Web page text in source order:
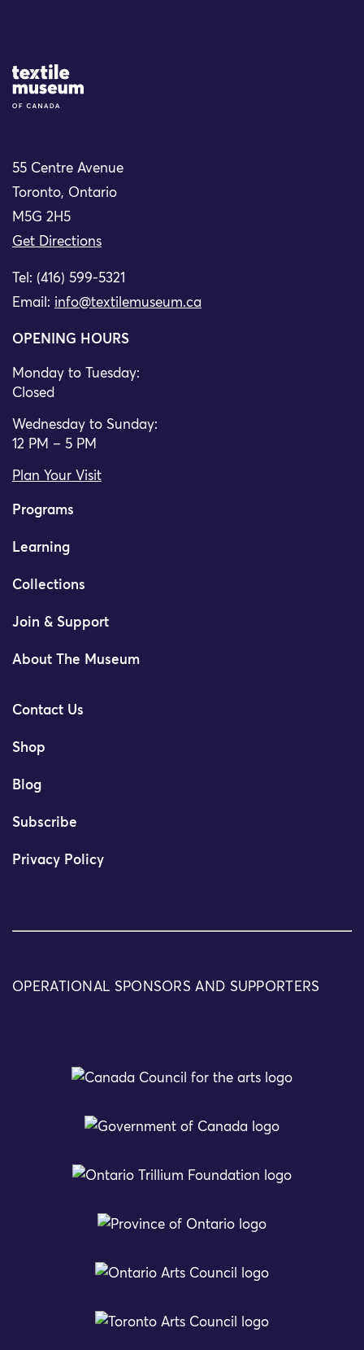
Site Logo
55 Centre Avenue
Toronto, Ontario
M5G 2H5
Get Directions
Tel: (416) 599-5321
Email: info@textilemuseum.ca
OPENING HOURS
Monday to Tuesday:
Closed
Wednesday to Sunday:
12 PM – 5 PM
Plan Your Visit
Programs
Learning
Collections
Join & Support
About The Museum
Contact Us
Shop
Blog
Subscribe
Privacy Policy
OPERATIONAL SPONSORS AND SUPPORTERS